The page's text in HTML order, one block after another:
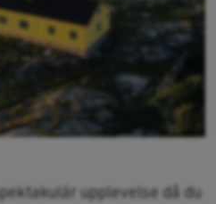
upplevelse då du